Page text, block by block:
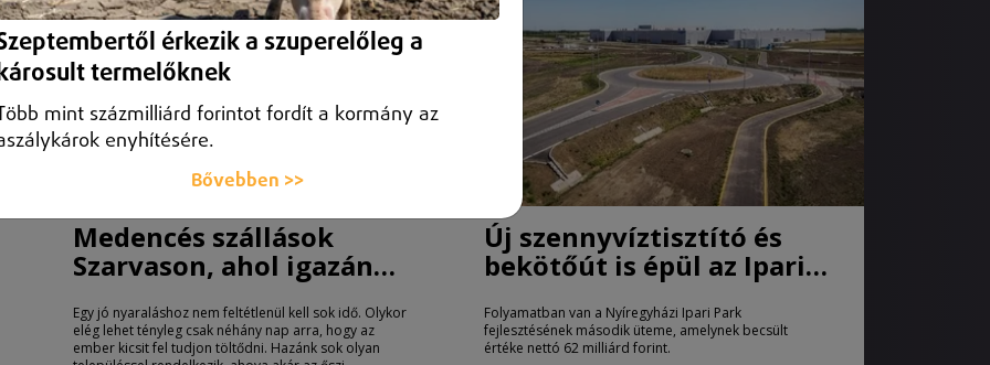
Medencés szállások
Szarvason, ahol igazán
kikapcsolódhatsz: tervezd
meg a tökéletes
hétvégét!
Egy jó nyaraláshoz nem feltétlenül kell sok idő. Olykor
elég lehet tényleg csak néhány nap arra, hogy az
ember kicsit fel tudjon töltődni. Hazánk sok olyan
Új szennyvíztisztító és
bekötőút is épül az Ipari
Folyamatban van a Nyíregyházi Ipari Park
fejlesztésének második üteme, amelynek becsült
értéke nettó 62 milliárd forint.
érkezik a szuperelőleg a
károsult termelőknek
mint százmilliárd forintot fordít a kormány az
enyhítésére.
Bővebben >>